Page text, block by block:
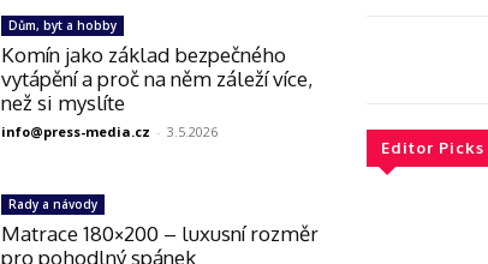
Dům, byt a hobby
Komín jako základ bezpečného
vytápění a proč na něm záleží více,
než si myslíte
info@press-media.cz - 3.5.2026
Rady a návody
Matrace 180×200 – luxusní rozměr
pro pohodlný spánek
Editor Picks